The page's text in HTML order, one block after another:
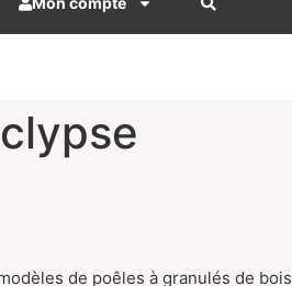
de poêles à granulés de bois